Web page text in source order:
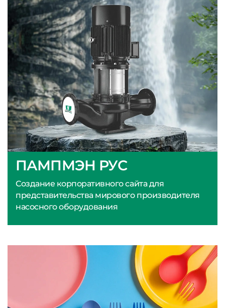
ПАМПМЭН РУС
Создание корпоративного сайта для
представительства мирового производителя
насосного оборудования